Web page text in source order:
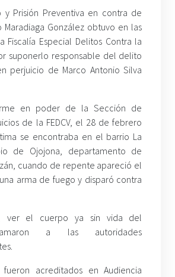
y Prisión Preventiva en contra de
Maradiaga González obtuvo en las
Fiscalía Especial Delitos Contra la
suponerlo responsable del delito
perjuicio de Marco Antonio Silva
en poder de la Sección de
de la FEDCV, el 28 de febrero
se encontraba en el barrio La
de Ojojona, departamento de
cuando de repente apareció el
arma de fuego y disparó contra
ver el cuerpo ya sin vida del
a las autoridades
fueron acreditados en Audiencia